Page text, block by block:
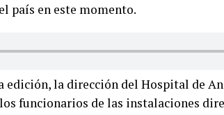
país en este momento.
edición, la dirección del Hospital de
funcionarios de las instalaciones